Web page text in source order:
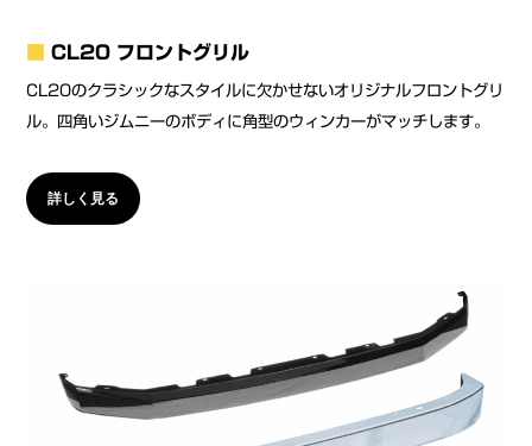
CL20 フロントグリル
CL20のクラシックなスタイルに欠かせないオリジナルフロントグリ
ル。四角いジムニーのボディに角型のウィンカーがマッチします。
詳しく見る